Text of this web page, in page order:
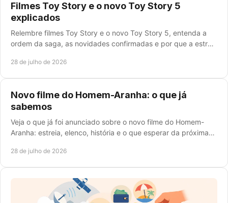
Filmes Toy Story e o novo Toy Story 5
explicados
Relembre filmes Toy Story e o novo Toy Story 5, entenda a
ordem da saga, as novidades confirmadas e por que a estreia
28 de julho de 2026
Novo filme do Homem-Aranha: o que já
sabemos
Veja o que já foi anunciado sobre o novo filme do Homem-
Aranha: estreia, elenco, história e o que esperar da próxima
28 de julho de 2026